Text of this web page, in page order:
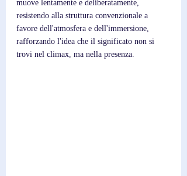
muove lentamente e deliberatamente,
resistendo alla struttura convenzionale a
favore dell'atmosfera e dell'immersione,
rafforzando l'idea che il significato non si
trovi nel climax, ma nella presenza.